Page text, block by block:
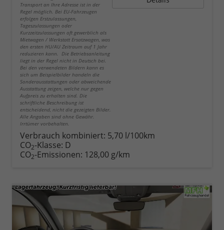
Transport an Ihre Adresse ist in der
Regel möglich. Bei EU-Fahrzeugen
erfolgen Erstzulassungen,
Tageszulassungen oder
Kurzzeitzulassungen oft gewerblich als
Mietwagen / Werkstatt Ersatzwagen, was
den ersten HU/AU Zeitraum auf 1 Jahr
reduzieren kann. Die Betriebsanleitung
liegt in der Regel nicht in Deutsch bei.
Bei den verwendeten Bildern kann es
sich um Beispielbilder handeln die
Sonderausstattungen oder abweichende
Ausstattung zeigen, welche nur gegen
Aufpreis zu erhalten sind. Die
schriftliche Beschreibung ist
entscheidend, nicht die gezeigten Bilder.
Alle Angaben sind ohne Gewähr.
Irrtümer vorbehalten.
Verbrauch kombiniert: 5,70 l/100km
CO2-Klasse: D
CO2-Emissionen: 128,00 g/km